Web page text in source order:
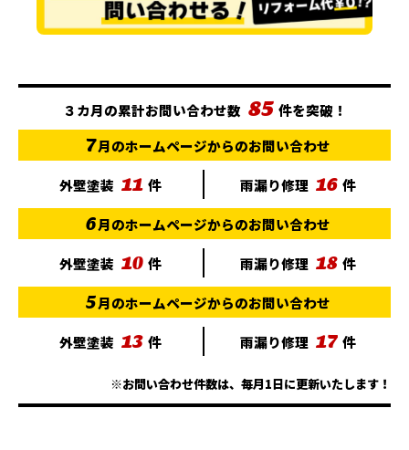
３カ月の累計お問い合わせ数 85 件を突破！
7月のホームページからのお問い合わせ
外壁塗装 11 件 雨漏り修理 16 件
6月のホームページからのお問い合わせ
外壁塗装 10 件 雨漏り修理 18 件
5月のホームページからのお問い合わせ
外壁塗装 13 件 雨漏り修理 17 件
※お問い合わせ件数は、毎月1日に更新いたします！